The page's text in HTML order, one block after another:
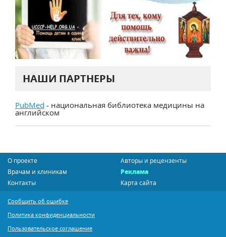
НАШИ ПАРТНЕРЫ
PubMed - национальная библиотека медицины на
английском
О проекте
Авторы и рецензенты
Врачам и клиникам
Реклама
Контакты
Карта сайта
Сообщить об ошибке
Политика конфиденциальности
Пользовательское соглашение